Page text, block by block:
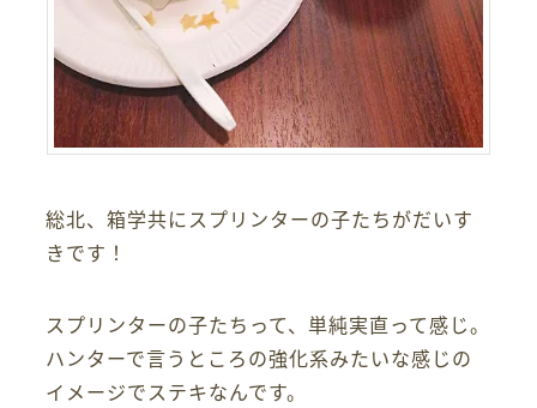
総北、箱学共にスプリンターの子たちがだいす
きです！
スプリンターの子たちって、単純実直って感じ。
ハンターで言うところの強化系みたいな感じの
イメージでステキなんです。